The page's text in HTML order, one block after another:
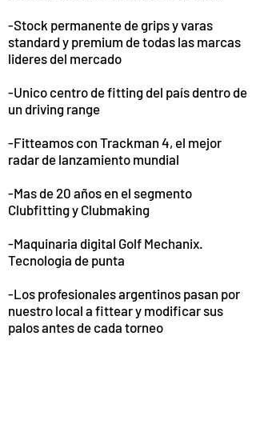
-Stock permanente de grips y varas
standard y premium de todas las marcas
lideres del mercado
-Unico centro de fitting del país dentro de
un driving range
-Fitteamos con Trackman 4, el mejor
radar de lanzamiento mundial
-Mas de 20 años en el segmento
Clubfitting y Clubmaking
-Maquinaria digital Golf Mechanix.
Tecnologia de punta
-Los profesionales argentinos pasan por
nuestro local a fittear y modificar sus
palos antes de cada torneo